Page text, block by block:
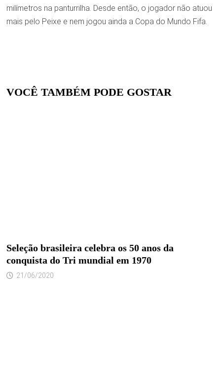
milímetros na panturrilha. Desde então, o jogador não atuou
mais pelo Peixe e nem jogou ainda a Copa do Mundo Fifa.
VOCÊ TAMBÉM PODE GOSTAR
Seleção brasileira celebra os 50 anos da
conquista do Tri mundial em 1970
21/06/2020